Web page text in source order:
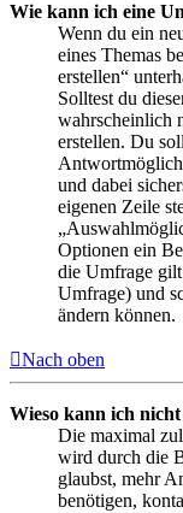
Wie kann ich eine
Wenn du ein
eines Themas
erstellen“
Solltest du
wahrscheinlich
erstellen. Du
und dabei
eigenen Zeile
Optionen ein
die Umfrage
Umfrage) und
ändern können.
Nach oben
Wieso kann ich
Die maximal
wird durch die
glaubst, mehr
benötigen,